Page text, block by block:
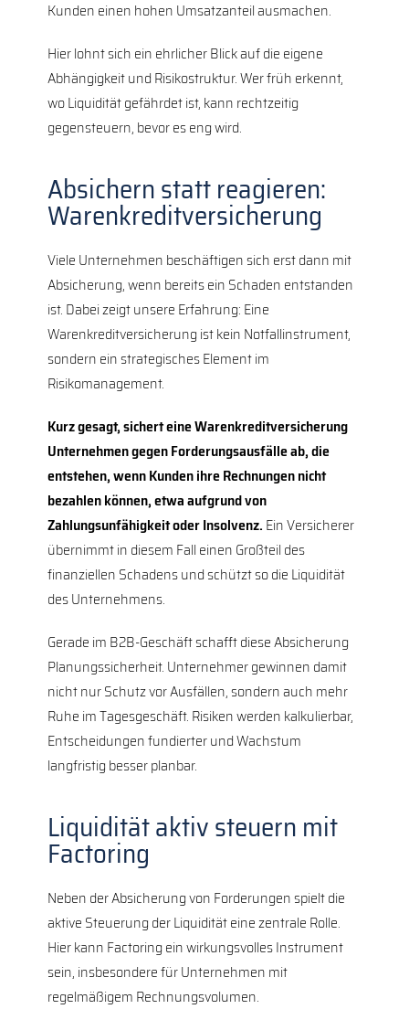
Kunden einen hohen Umsatzanteil ausmachen.
Hier lohnt sich ein ehrlicher Blick auf die eigene
Abhängigkeit und Risikostruktur. Wer früh erkennt,
wo Liquidität gefährdet ist, kann rechtzeitig
gegensteuern, bevor es eng wird.
Absichern statt reagieren:
Warenkreditversicherung
Viele Unternehmen beschäftigen sich erst dann mit
Absicherung, wenn bereits ein Schaden entstanden
ist. Dabei zeigt unsere Erfahrung: Eine
Warenkreditversicherung ist kein Notfallinstrument,
sondern ein strategisches Element im
Risikomanagement.
Kurz gesagt, sichert eine Warenkreditversicherung
Unternehmen gegen Forderungsausfälle ab, die
entstehen, wenn Kunden ihre Rechnungen nicht
bezahlen können, etwa aufgrund von
Zahlungsunfähigkeit oder Insolvenz. Ein Versicherer
übernimmt in diesem Fall einen Großteil des
finanziellen Schadens und schützt so die Liquidität
des Unternehmens.
Gerade im B2B-Geschäft schafft diese Absicherung
Planungssicherheit. Unternehmer gewinnen damit
nicht nur Schutz vor Ausfällen, sondern auch mehr
Ruhe im Tagesgeschäft. Risiken werden kalkulierbar,
Entscheidungen fundierter und Wachstum
langfristig besser planbar.
Liquidität aktiv steuern mit
Factoring
Neben der Absicherung von Forderungen spielt die
aktive Steuerung der Liquidität eine zentrale Rolle.
Hier kann Factoring ein wirkungsvolles Instrument
sein, insbesondere für Unternehmen mit
regelmäßigem Rechnungsvolumen.